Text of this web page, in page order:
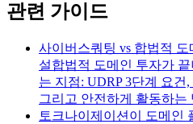
관련 가이드
사이버스쿼팅 vs 합법적 도
설합법적 도메인 투자가
는 지점: UDRP 3단계 요
그리고 안전하게 활동하는
토크나이제이션이 도메인